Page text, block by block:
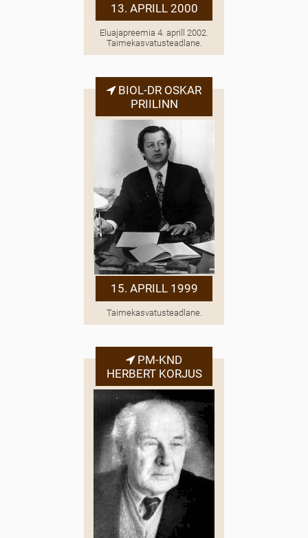
13. APRILL 2000
Eluajapreemia 4. aprill 2002.
Taimekasvatusteadlane.
BIOL-DR OSKAR
PRIILINN
15. APRILL 1999
Taimekasvatusteadlane.
PM-KND
HERBERT KORJUS